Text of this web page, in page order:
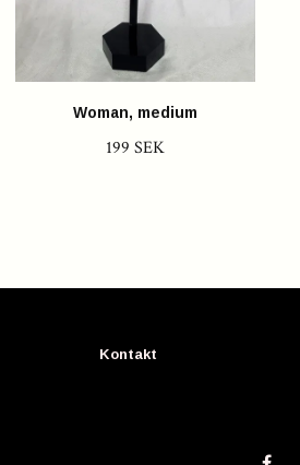
Woman, medium
199 SEK
Kontakt